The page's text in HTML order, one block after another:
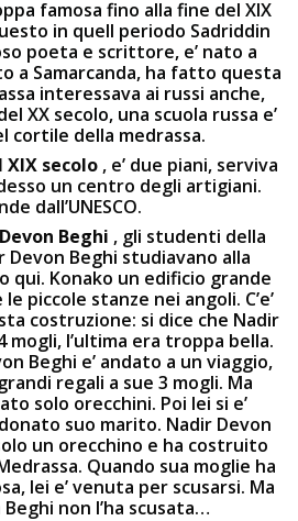
famosa fino alla fine del XIX
in quell periodo Sadriddin
poeta e scrittore, e’ nato a
a Samarcanda, ha fatto questa
interessava ai russi anche,
XX secolo, una scuola russa e’
cortile della medrassa.
secolo , e’ due piani, serviva
un centro degli artigiani.
dall’UNESCO.
Beghi , gli studenti della
Devon Beghi studiavano alla
qui. Konako un edificio grande
piccole stanze nei angoli. C’e’
costruzione: si dice che Nadir
mogli, l’ultima era troppa bella.
Beghi e’ andato a un viaggio,
regali a sue 3 mogli. Ma
solo orecchini. Poi lei si e’
suo marito. Nadir Devon
un orecchino e ha costruito
Quando sua moglie ha
lei e’ venuta per scusarsi. Ma
non l’ha scusata…